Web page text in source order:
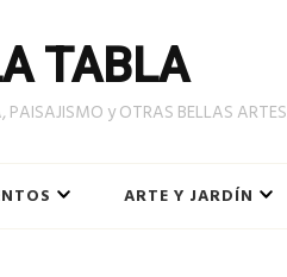
TABLA
PAISAJISMO y OTRAS BELLAS ARTES
ARTE Y JARDÍN